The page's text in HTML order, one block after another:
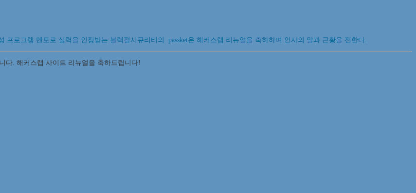
로그램 멘토로 실력을 인정받는 블랙펄시큐리티의 passket은 해커스랩 리뉴얼을 축하하며 인사의 말과 근황을 전한다.
다. 해커스랩 사이트 리뉴얼을 축하드립니다!